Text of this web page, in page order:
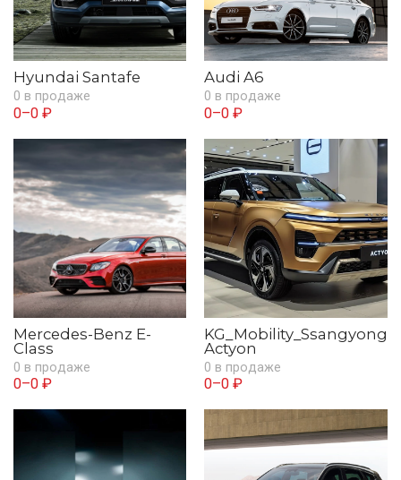
Hyundai Santafe
0 в продаже
0–0 ₽
Audi A6
0 в продаже
0–0 ₽
Mercedes-Benz E-
Class
0 в продаже
0–0 ₽
KG_Mobility_Ssangyong
Actyon
0 в продаже
0–0 ₽